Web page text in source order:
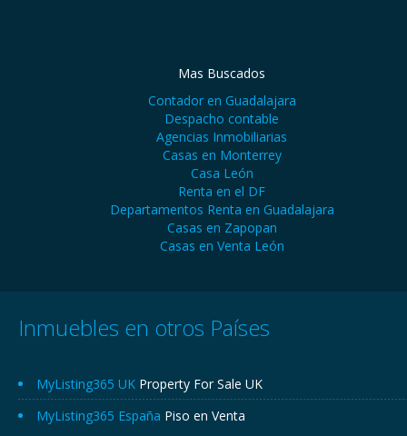
Mas Buscados
Contador en Guadalajara
Despacho contable
Agencias Inmobiliarias
Casas en Monterrey
Casa León
Renta en el DF
Departamentos Renta en Guadalajara
Casas en Zapopan
Casas en Venta León
Inmuebles en otros Países
MyListing365 UK Property For Sale UK
MyListing365 España Piso en Venta